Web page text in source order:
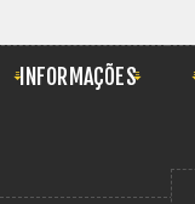
INFORMAÇÕES